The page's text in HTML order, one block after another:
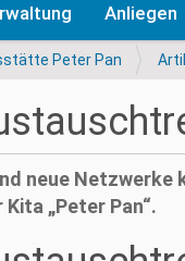
Anliegen
Peter Pan
neue
„Peter Pan“.